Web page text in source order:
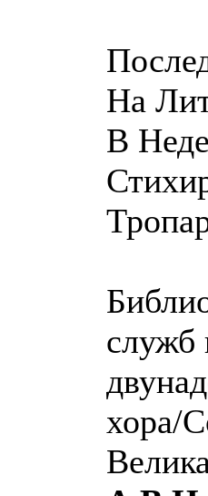
На
В
служб
хора/